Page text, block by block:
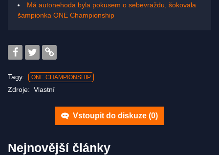
Má autonehoda byla pokusem o sebevraždu, šokovala
šampionka ONE Championship
Tagy: ONE CHAMPIONSHIP
Zdroje: Vlastní
Vstoupit do diskuze (0)
Nejnovější články